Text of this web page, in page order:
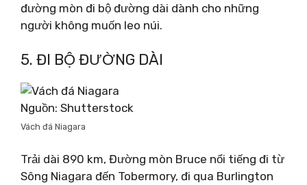
đường mòn đi bộ đường dài dành cho những
người không muốn leo núi.
5. ĐI BỘ ĐƯỜNG DÀI
Nguồn: Shutterstock
Vách đá Niagara
Trải dài 890 km, Đường mòn Bruce nổi tiếng đi từ
Sông Niagara đến Tobermory, đi qua Burlington